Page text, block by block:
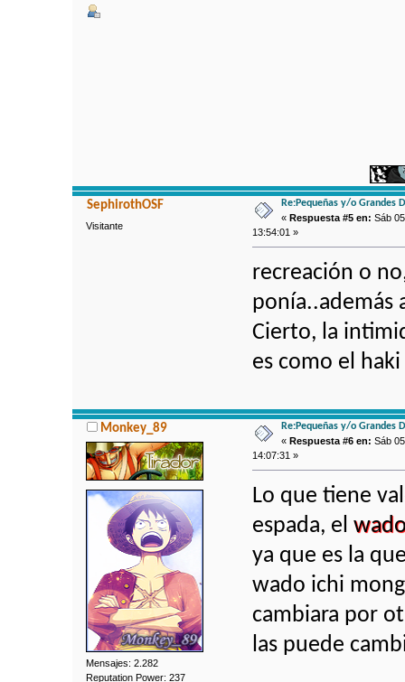
SephirothOSF
Visitante
Re:Pequeñas y/o Grandes
«Respuesta #5 en: Sáb
13:54:01 »
recreación o
ponía..además
Cierto, la
es como el haki
Monkey_89
Mensajes: 2.282
Reputation Power: 237
Re:Pequeñas y/o Grandes
« Respuesta #6 en: Sáb
14:07:31 »
Lo que tiene
espada, el
ya que es la
wado ichi
cambiara por
las puede